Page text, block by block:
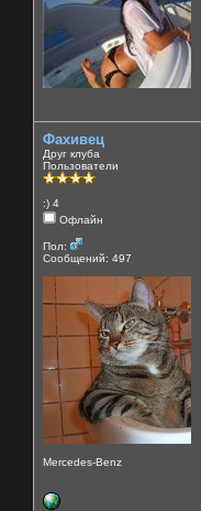
Фахивец
Друг клуба
Пользователи
:) 4
Офлайн
Пол:
Сообщений: 497
Mercedes-Benz